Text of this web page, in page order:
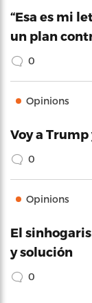
“Esa es mi
un plan
0
Opinions
Voy a
0
Opinions
El
y solución
0